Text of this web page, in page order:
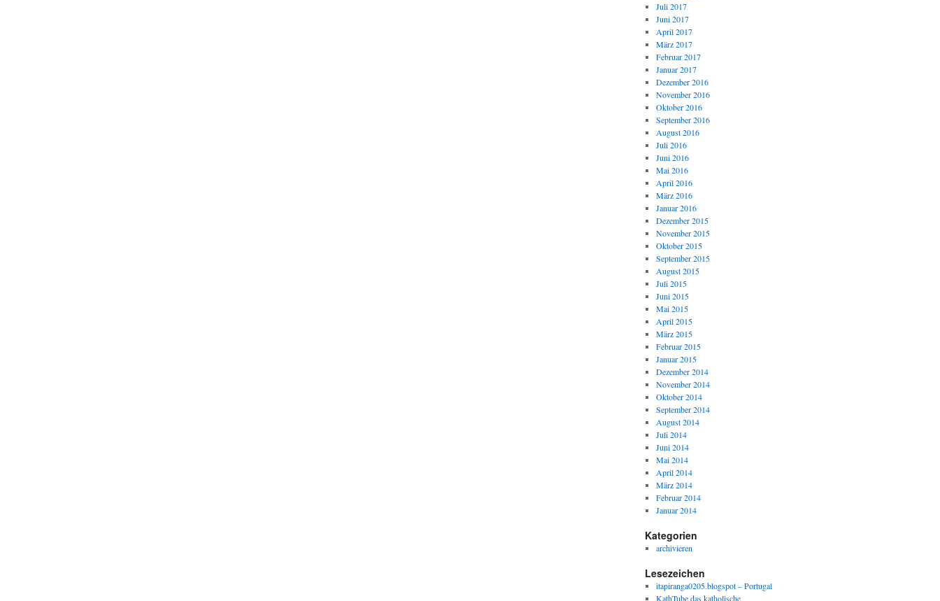
Juli 2017
Juni 2017
April 2017
März 2017
Februar 2017
Januar 2017
Dezember 2016
November 2016
Oktober 2016
September 2016
August 2016
Juli 2016
Juni 2016
Mai 2016
April 2016
März 2016
Januar 2016
Dezember 2015
November 2015
Oktober 2015
September 2015
August 2015
Juli 2015
Juni 2015
Mai 2015
April 2015
März 2015
Februar 2015
Januar 2015
Dezember 2014
November 2014
Oktober 2014
September 2014
August 2014
Juli 2014
Juni 2014
Mai 2014
April 2014
März 2014
Februar 2014
Januar 2014
Kategorien
archivieren
Lesezeichen
itapiranga0205.blogspot – Portugal
KathTube das katholische